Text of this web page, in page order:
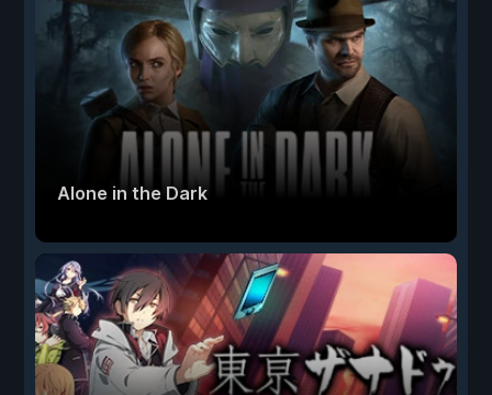
Alone in the Dark